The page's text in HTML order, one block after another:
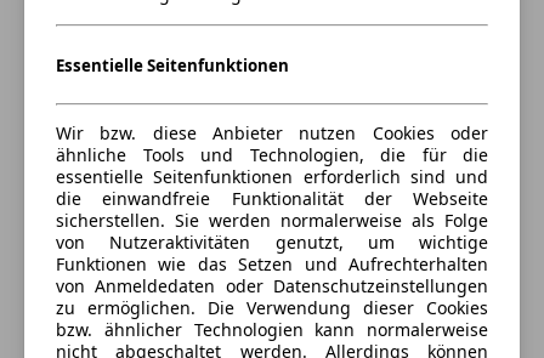
Essentielle Seitenfunktionen
Wir bzw. diese Anbieter nutzen Cookies oder
ähnliche Tools und Technologien, die für die
essentielle Seitenfunktionen erforderlich sind und
die einwandfreie Funktionalität der Webseite
sicherstellen. Sie werden normalerweise als Folge
von Nutzeraktivitäten genutzt, um wichtige
Funktionen wie das Setzen und Aufrechterhalten
von Anmeldedaten oder Datenschutzeinstellungen
zu ermöglichen. Die Verwendung dieser Cookies
bzw. ähnlicher Technologien kann normalerweise
nicht abgeschaltet werden. Allerdings können